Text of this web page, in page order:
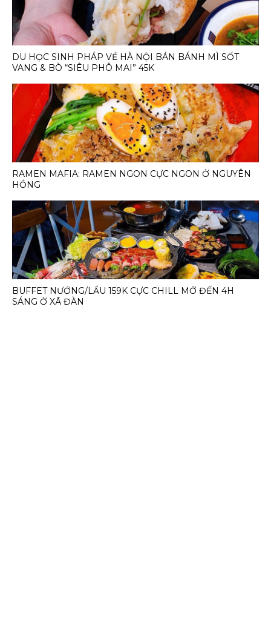
DU HỌC SINH PHÁP VỀ HÀ NỘI BÁN BÁNH MÌ SỐT
VANG & BÒ “SIÊU PHÔ MAI” 45K
RAMEN MAFIA: RAMEN NGON CỰC NGON Ở NGUYÊN
HỒNG
BUFFET NƯỚNG/LẨU 159K CỰC CHILL MỞ ĐẾN 4H
SÁNG Ở XÃ ĐÀN